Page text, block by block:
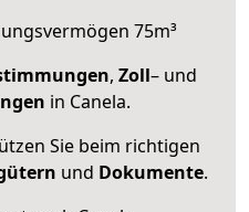
75m³
, Zoll– und
in Canela.
Sie beim richtigen
und Dokumente.